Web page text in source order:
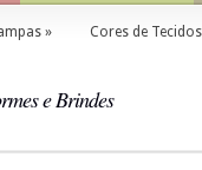
» Cores de Tecidos
e Brindes